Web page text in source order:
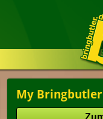
My Bringbutler